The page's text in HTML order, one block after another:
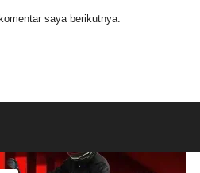
saya berikutnya.